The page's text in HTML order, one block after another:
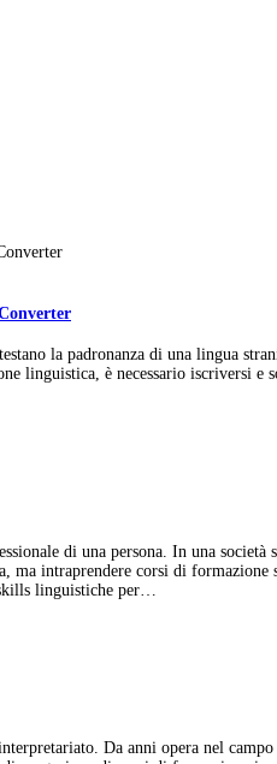
la padronanza di una lingua
linguistica, è necessario iscriversi e
di una persona. In una
ma intraprendere corsi di
linguistiche per…
Da anni opera nel